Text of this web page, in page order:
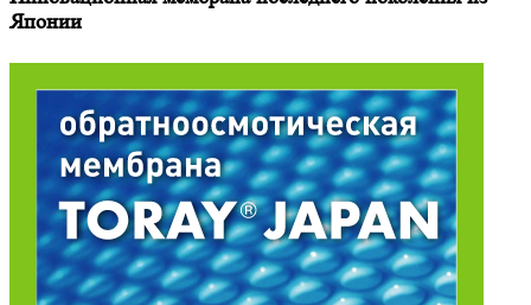
Японии